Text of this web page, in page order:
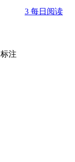
3 每日阅读
标注